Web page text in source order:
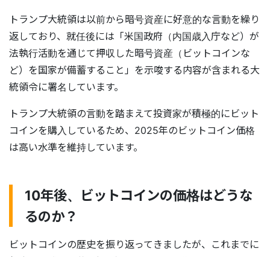
トランプ大統領は以前から暗号資産に好意的な言動を繰り
返しており、就任後には「米国政府（内国歳入庁など）が
法執行活動を通じて押収した暗号資産（ビットコインな
ど）を国家が備蓄すること」を示唆する内容が含まれる大
統領令に署名しています。
トランプ大統領の言動を踏まえて投資家が積極的にビット
コインを購入しているため、2025年のビットコイン価格
は高い水準を維持しています。
10年後、ビットコインの価格はどうな
るのか？
ビットコインの歴史を振り返ってきましたが、これまでに